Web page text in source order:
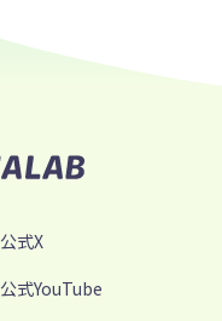
公式X
公式YouTube